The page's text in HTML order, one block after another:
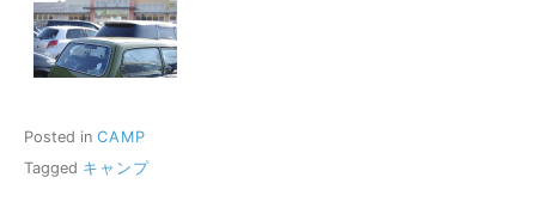
Posted in CAMP
Tagged キャンプ